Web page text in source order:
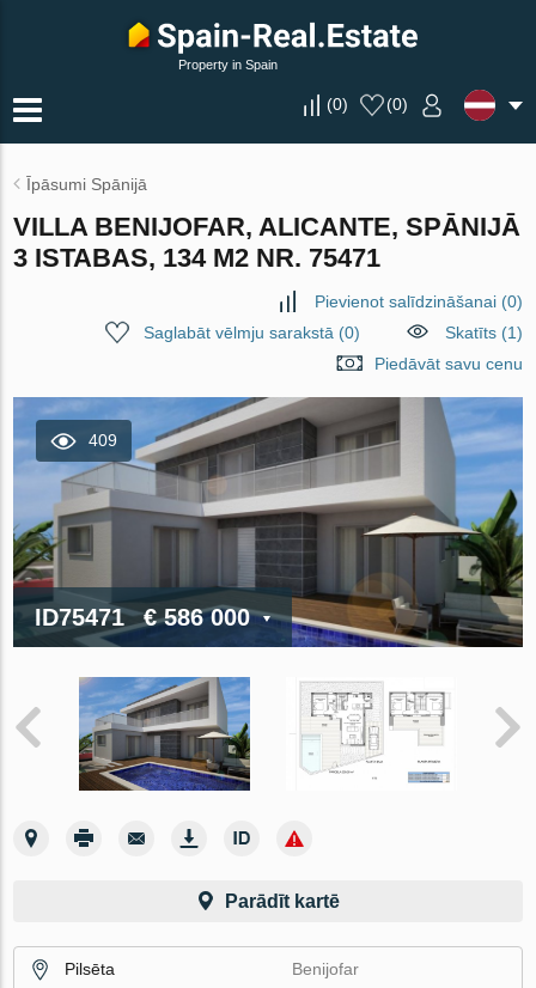
Property in Spain
(0) (0)
Īpāsumi Spānijā
VILLA BENIJOFAR, ALICANTE, SPĀNIJĀ
3 ISTABAS, 134 M2 NR. 75471
Pievienot salīdzināšanai(0)
Saglabāt vēlmju sarakstā (0)
Skatīts (1)
Piedāvāt savu cenu
409
ID75471 € 586 000
Parādīt kartē
Pilsēta
Benijofar